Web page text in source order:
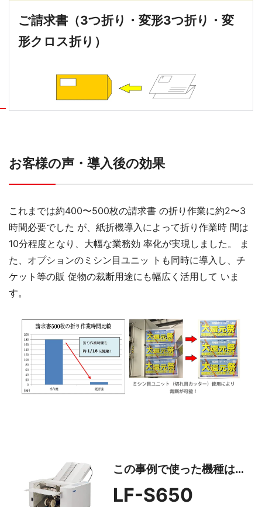
ご請求書（3つ折り・変形3つ折り・変
形クロス折り）
お客様の声・導入後の効果
これまでは約400〜500枚の請求書 の折り作業に約2〜3
時間必要でした が、紙折機導⼊によって折り作業時 間は
10分程度となり、⼤幅な業務効 率化が実現しました。 ま
た、オプションのミシン⽬ユニッ トも同時に導⼊し、チ
ケット等の販 促物の裁断⽤途にも幅広く活⽤して いま
す。
この事例で使った機種は…
LF-S650